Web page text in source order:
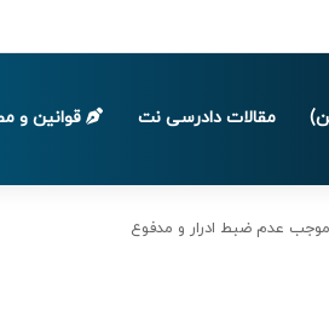
1405
مقالات دادرسی نت قوانین و
عدم ضبط ادرار و مدفوع